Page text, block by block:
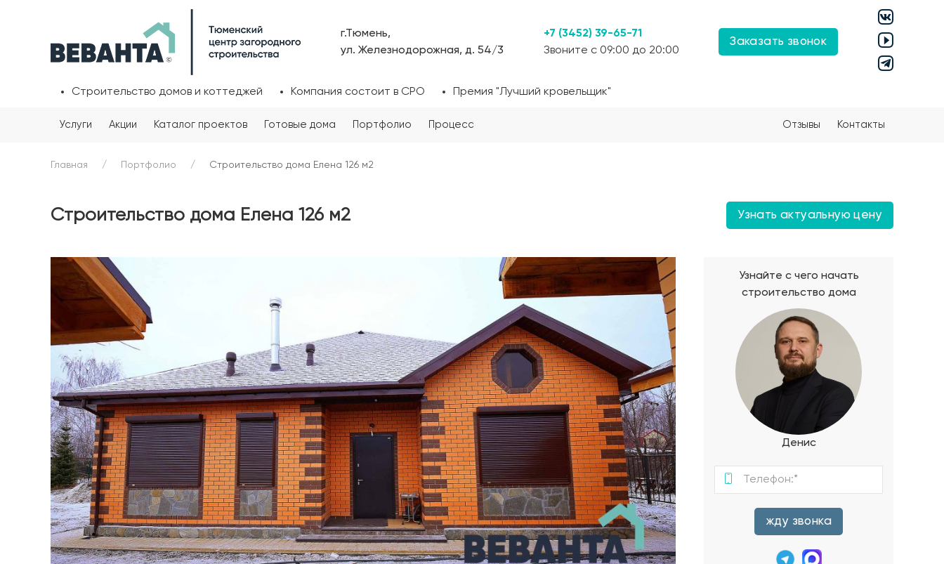
г.Тюмень,
ул. Железнодорожная, д. 54/3
+7 (3452) 39-65-71
Звоните с 09:00 до 20:00
Заказать звонок
Строительство домов и коттеджей Компания состоит в СРО Премия "Лучший кровельщик"
Услуги Акции Каталог проектов Готовые дома Портфолио Процесс Отзывы Контакты
Главная Портфолио Строительство дома Елена 126 м2
Строительство дома Елена 126 м2 Узнать актуальную цену
Узнайте с чего начать
строительство дома
Денис
жду звонка